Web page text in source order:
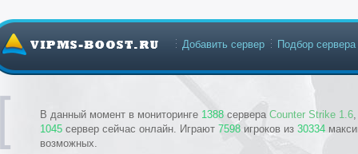
В данный момент в мониторинге 1388 сервера Counter Strike 1.6
1045 сервер сейчас онлайн. Играют 7598 игроков из 30334
возможных.
Добавить сервер Подбор сервера